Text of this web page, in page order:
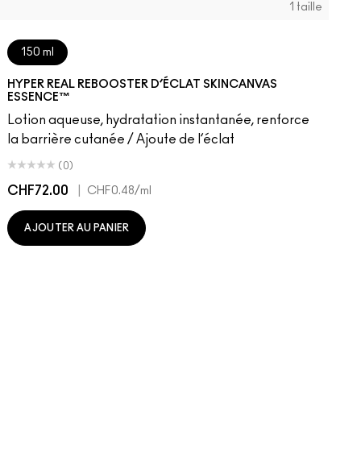
1 taille
150 ml
HYPER REAL REBOOSTER D’ÉCLAT SKINCANVAS
ESSENCE™
Lotion aqueuse, hydratation instantanée, renforce
la barrière cutanée / Ajoute de l’éclat
(0)
CHF72.00 CHF0.48/ml
AJOUTER AU PANIER